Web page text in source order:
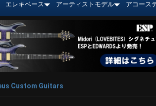
エレキベース アーティストモデル アコース
Custom Guitars